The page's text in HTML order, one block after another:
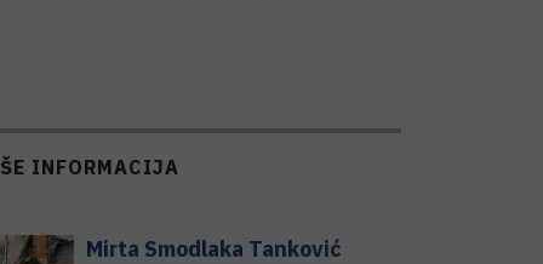
INFORMACIJA
Mirta Smodlaka Tanković